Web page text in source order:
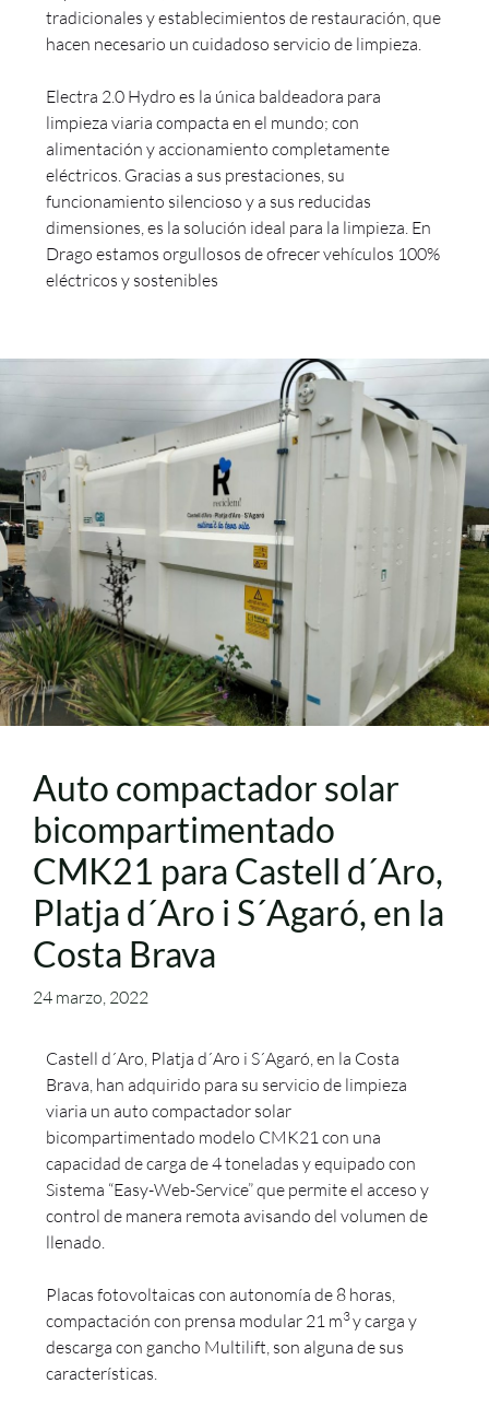
tradicionales y establecimientos de restauración, que
hacen necesario un cuidadoso servicio de limpieza.
Electra 2.0 Hydro es la única baldeadora para
limpieza viaria compacta en el mundo; con
alimentación y accionamiento completamente
eléctricos. Gracias a sus prestaciones, su
funcionamiento silencioso y a sus reducidas
dimensiones, es la solución ideal para la limpieza. En
Drago estamos orgullosos de ofrecer vehículos 100%
eléctricos y sostenibles
Auto compactador solar
bicompartimentado
CMK21 para Castell d´Aro,
Platja d´Aro i S´Agaró, en la
Costa Brava
24 marzo, 2022
Castell d´Aro, Platja d´Aro i S´Agaró, en la Costa
Brava, han adquirido para su servicio de limpieza
viaria un auto compactador solar
bicompartimentado modelo CMK21 con una
capacidad de carga de 4 toneladas y equipado con
Sistema “Easy-Web-Service” que permite el acceso y
control de manera remota avisando del volumen de
llenado.
Placas fotovoltaicas con autonomía de 8 horas,
compactación con prensa modular 21 m3y carga y
descarga con gancho Multilift, son alguna de sus
características.